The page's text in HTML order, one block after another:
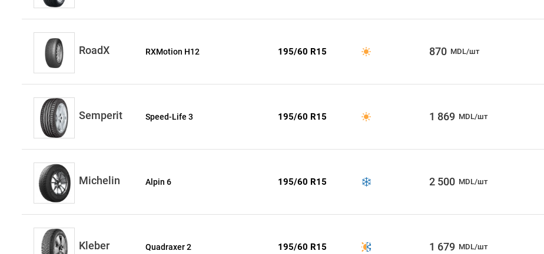
RoadX RXMotion H12 195/60 R15 870 MDL/шт
Semperit Speed-Life 3 195/60 R15 1 869 MDL/шт
Michelin Alpin 6 195/60 R15 2 500 MDL/шт
Kleber Quadraxer 2 195/60 R15 1 679 MDL/шт